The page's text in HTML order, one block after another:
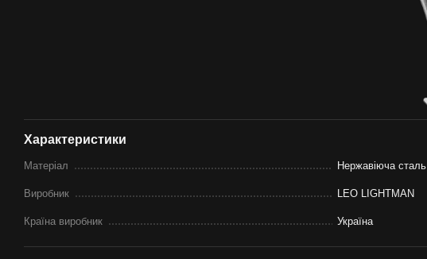
Характеристики
Матеріал Нержавіюча сталь
Виробник LEO LIGHTMAN
Країна виробник Україна